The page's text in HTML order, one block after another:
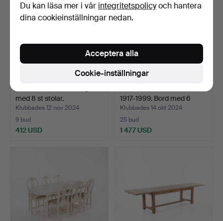
med 8 st stolar.
Klubbades 12 nov 2024
9 bud
412 USD
1917-1999. Bord med 6
stol…
Klubbades 14 okt 2024
25 bud
1 477 USD
Du kan läsa mer i vår integritetspolicyoch hantera
dina cookieinställningar nedan.
Cookie-inställningar
Acceptera alla